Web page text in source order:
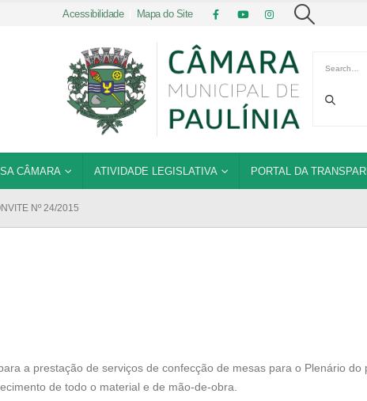
Acessibilidade| Mapa do Site
CÂMARA ATIVIDADE LEGISLATIVA PORTAL DA
Nº 24/2015
a prestação de serviços de confecção de mesas para o Plenário do
de todo o material e de mão-de-obra.